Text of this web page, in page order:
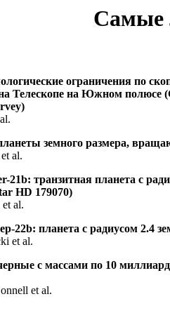
Самые
ограничения по
Телескопе на Южном полюсе
земного размера,
al.
21b: транзитная планета с
HD 179070)
al.
22b: планета с радиусом 2.4
et al.
с массами по 10
et al.